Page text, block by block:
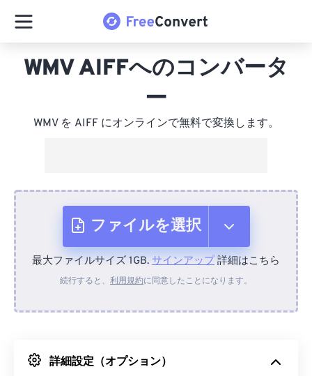
WMV AIFFへのコンバータ
ー
WMV を AIFF にオンラインで無料で変換します。
ファイルを選択
デバイスから
Googleドライブから
最大ファイルサイズ 1GB. サインアップ詳細はこちら
続行すると、 利用規約に同意したことになります。
詳細設定（オプション）